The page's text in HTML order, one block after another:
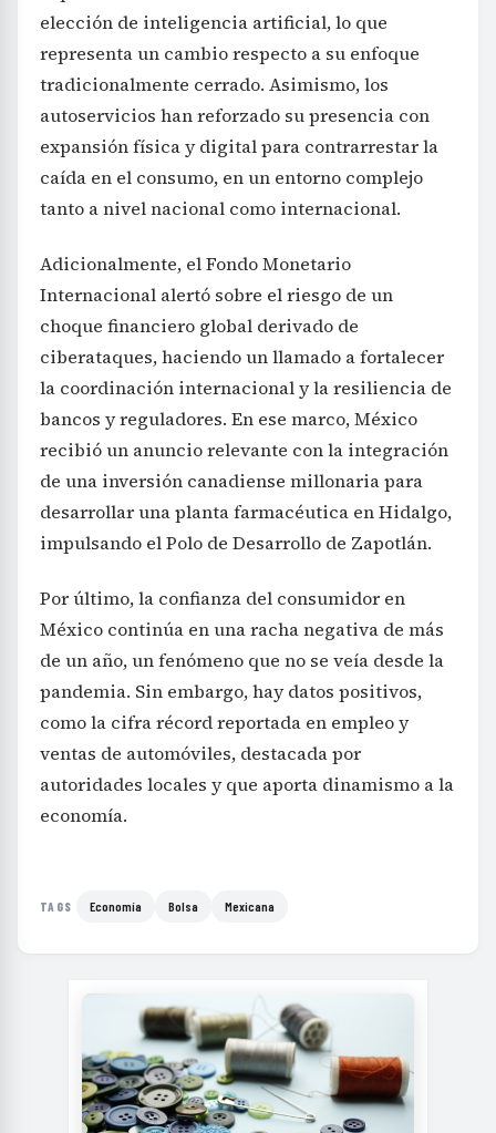
elección de inteligencia artificial, lo que
representa un cambio respecto a su enfoque
tradicionalmente cerrado. Asimismo, los
autoservicios han reforzado su presencia con
expansión física y digital para contrarrestar la
caída en el consumo, en un entorno complejo
tanto a nivel nacional como internacional.
Adicionalmente, el Fondo Monetario
Internacional alertó sobre el riesgo de un
choque financiero global derivado de
ciberataques, haciendo un llamado a fortalecer
la coordinación internacional y la resiliencia de
bancos y reguladores. En ese marco, México
recibió un anuncio relevante con la integración
de una inversión canadiense millonaria para
desarrollar una planta farmacéutica en Hidalgo,
impulsando el Polo de Desarrollo de Zapotlán.
Por último, la confianza del consumidor en
México continúa en una racha negativa de más
de un año, un fenómeno que no se veía desde la
pandemia. Sin embargo, hay datos positivos,
como la cifra récord reportada en empleo y
ventas de automóviles, destacada por
autoridades locales y que aporta dinamismo a la
economía.
TAGS Economía Bolsa Mexicana